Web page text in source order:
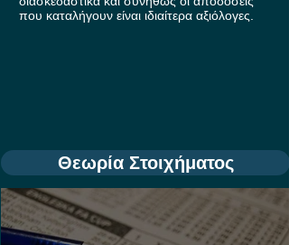
που καταλήγουν είναι ιδιαίτερα αξιόλογες.
Θεωρία Στοιχήματος